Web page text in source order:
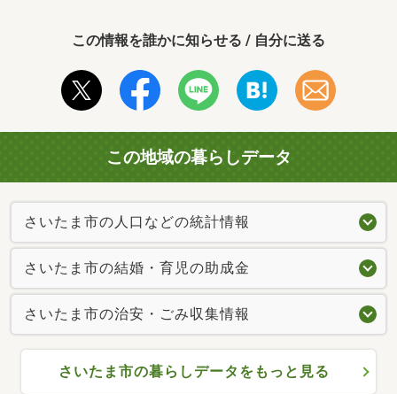
この情報を誰かに知らせる / 自分に送る
この地域の暮らしデータ
さいたま市の人口などの統計情報
さいたま市の結婚・育児の助成金
さいたま市の治安・ごみ収集情報
さいたま市の暮らしデータをもっと見る